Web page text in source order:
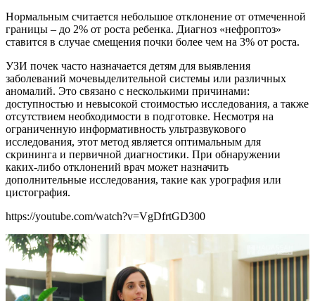
Нормальным считается небольшое отклонение от отмеченной
границы – до 2% от роста ребенка. Диагноз «нефроптоз»
ставится в случае смещения почки более чем на 3% от роста.
УЗИ почек часто назначается детям для выявления
заболеваний мочевыделительной системы или различных
аномалий. Это связано с несколькими причинами:
доступностью и невысокой стоимостью исследования, а также
отсутствием необходимости в подготовке. Несмотря на
ограниченную информативность ультразвукового
исследования, этот метод является оптимальным для
скрининга и первичной диагностики. При обнаружении
каких-либо отклонений врач может назначить
дополнительные исследования, такие как урография или
цистография.
https://youtube.com/watch?v=VgDfrtGD300